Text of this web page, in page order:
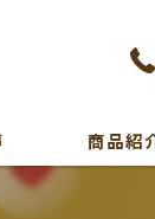
商品紹